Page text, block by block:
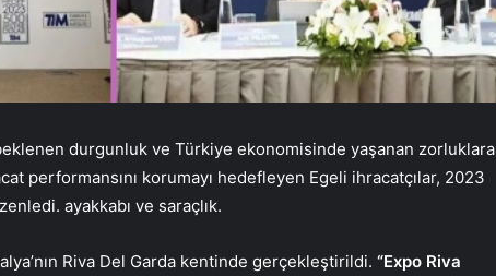
durgunluk ve Türkiye ekonomisinde yaşanan zorluklara
performansını korumayı hedefleyen Egeli ihracatçılar, 2023
ayakkabı ve saraçlık.
Riva Del Garda kentinde gerçekleştirildi. “Expo Riva